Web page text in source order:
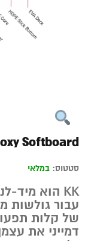
Softboard
סטטוס: במלאי
KK הוא מיד-
עבור גולשות
של קלות
דמייני את